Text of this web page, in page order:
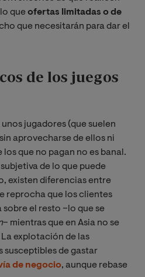
queofertas limitadas o de
que necesitarán para dar el
de los juegos
jugadores (que suelen
aprovecharse de ellos ni
que no pagan no es banal.
de lo que puede
existen diferencias entre
reprocha que los clientes
el resto –lo que se
– mientras que en Asia no se
explotación de las
susceptibles de gastar
de negocio, aunque rebase